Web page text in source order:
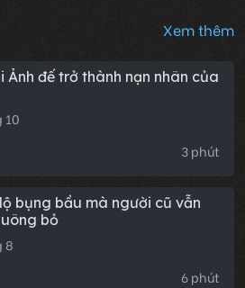
Xem thêm
Ảnh đế trở thành nạn nhân của
10
3 phút
bụng bầu mà người cũ vẫn
bỏ
8
6 phút